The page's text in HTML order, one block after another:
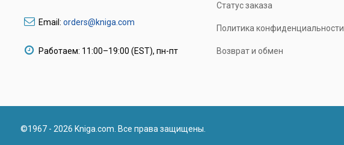
Email: orders@kniga.com
Работаем: 11:00–19:00 (EST), пн-пт
Статус заказа
Политика конфиденциальности
Возврат и обмен
©1967 - 2026 Kniga.com. Все права защищены.